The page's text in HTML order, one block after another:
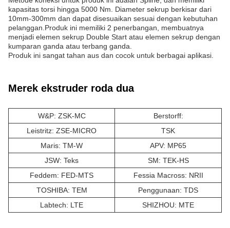
kapasitas torsi hingga 5000 Nm. Diameter sekrup berkisar dari
10mm-300mm dan dapat disesuaikan sesuai dengan kebutuhan
pelanggan.Produk ini memiliki 2 penerbangan, membuatnya
menjadi elemen sekrup Double Start atau elemen sekrup dengan
kumparan ganda atau terbang ganda.
Produk ini sangat tahan aus dan cocok untuk berbagai aplikasi.
Merek ekstruder roda dua
W&P: ZSK-MC
Berstorff:
Leistritz: ZSE-MICRO
TSK
Maris: TM-W
APV: MP65
JSW: Teks
SM: TEK-HS
Feddem: FED-MTS
Fessia Macross: NRII
TOSHIBA: TEM
Penggunaan: TDS
Labtech: LTE
SHIZHOU: MTE